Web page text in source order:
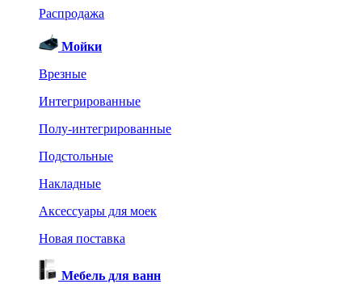
Распродажа
Мойки
Врезные
Интегрированные
Полу-интегрированные
Подстольные
Накладные
Аксессуары для моек
Новая поставка
Мебель для ванн